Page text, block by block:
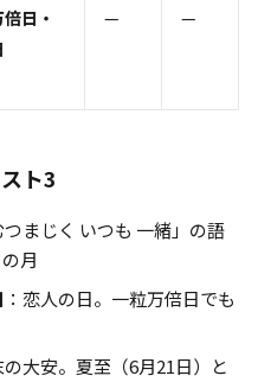
日・
— —
ト3
まじく いつも 一緒」の語
月
：恋人の日。一粒万倍日でも
大安。夏至（6月21日）と